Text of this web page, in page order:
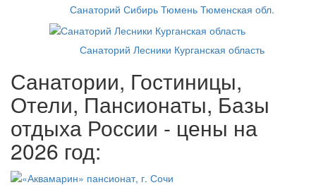
Санаторий Сибирь Тюмень Тюменская обл.
Санаторий Лесники Курганская область
Санатории, Гостиницы,
Отели, Пансионаты, Базы
отдыха России - цены на
2026 год: